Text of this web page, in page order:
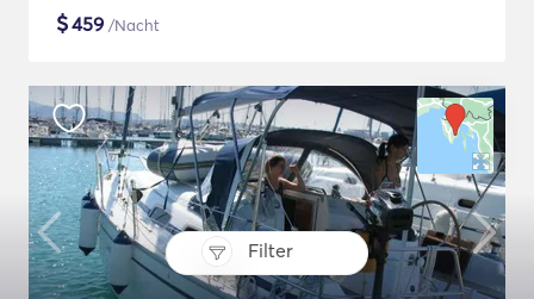
Filter
$459 /Nacht